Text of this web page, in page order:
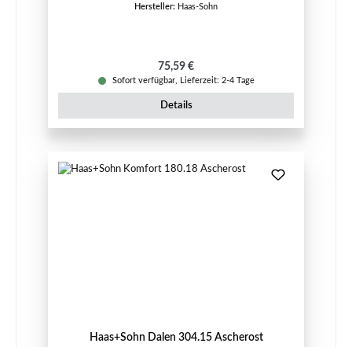
Hersteller: Haas-Sohn
Regulärer Preis:
75,59 €
Sofort verfügbar, Lieferzeit: 2-4 Tage
Details
Haas+Sohn Dalen 304.15 Ascherost